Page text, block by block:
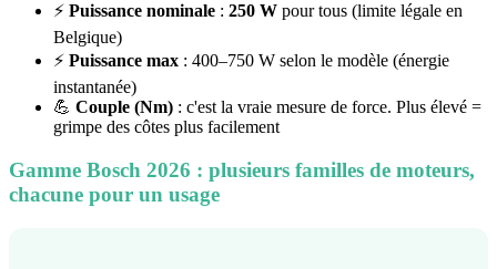
⚡ Puissance nominale : 250 W pour tous (limite légale en
Belgique)
⚡ Puissance max : 400–750 W selon le modèle (énergie
instantanée)
💪 Couple (Nm) : c'est la vraie mesure de force. Plus élevé =
grimpe des côtes plus facilement
Gamme Bosch 2026 : plusieurs familles de moteurs,
chacune pour un usage